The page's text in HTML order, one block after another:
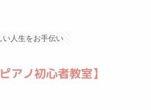
い人生をお手伝い